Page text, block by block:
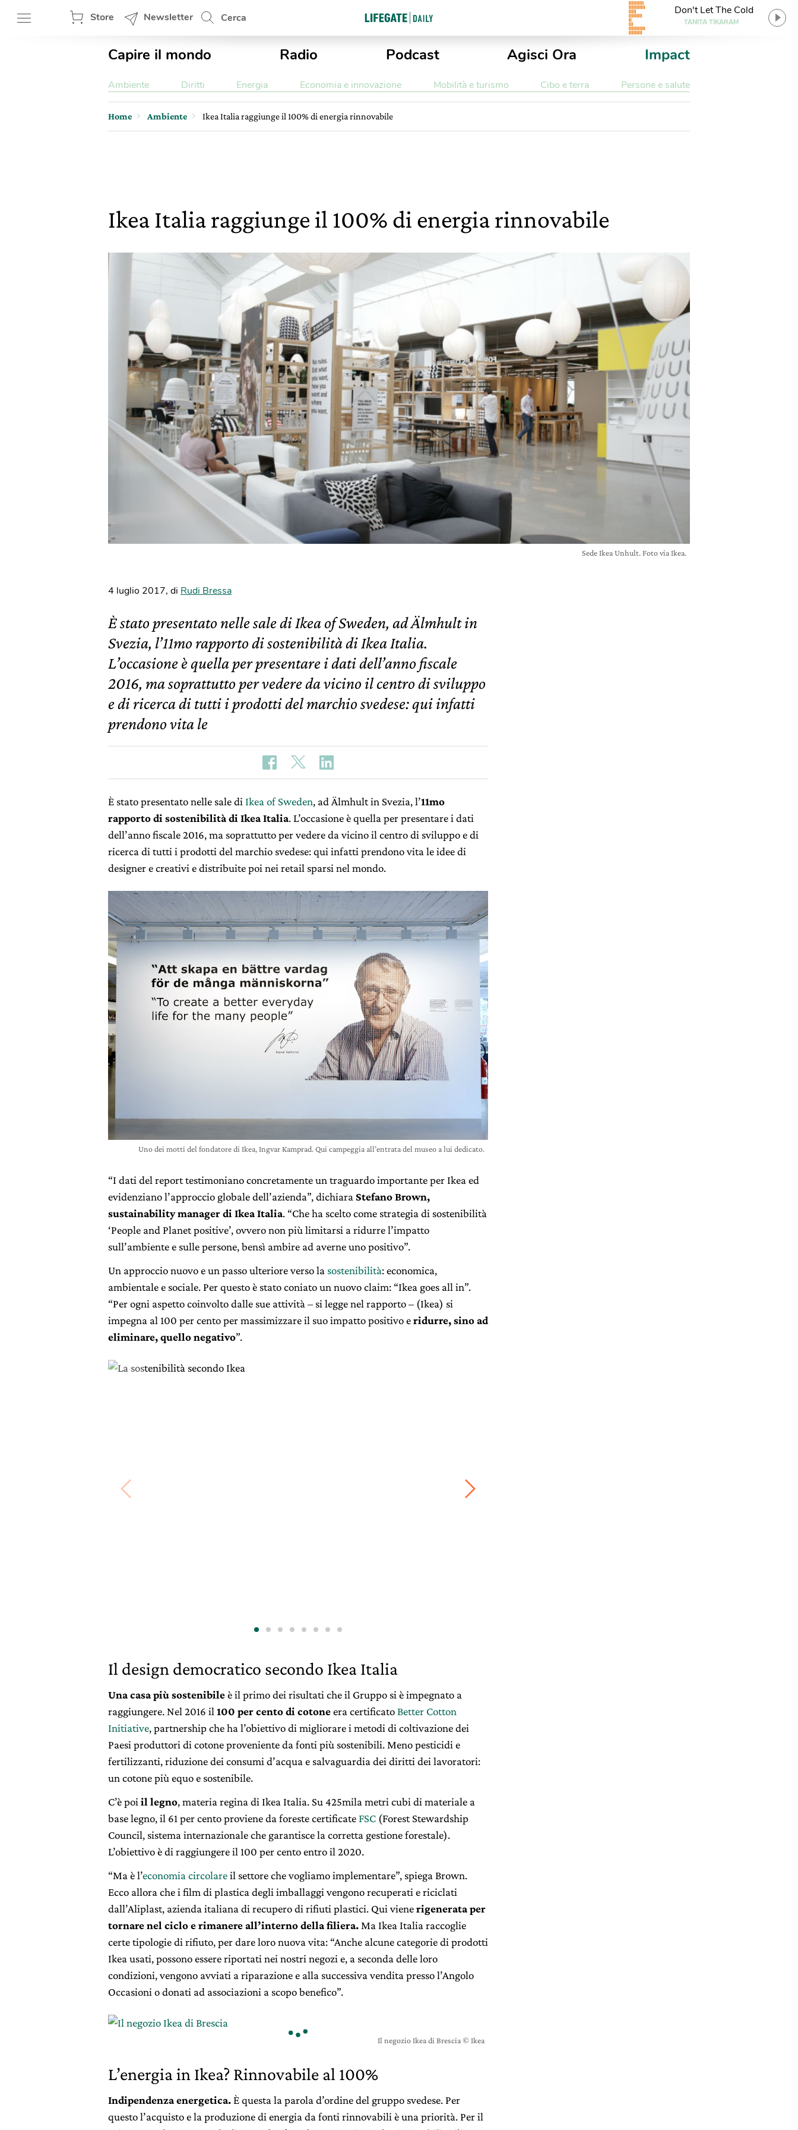
Store Newsletter Cerca
Don't Let The Cold
TANITA TIKARAM
Capire il mondo Radio Podcast Agisci Ora Impact
Ambiente Diritti Energia Economia e innovazione Mobilità e turismo Cibo e terra Persone e salute
Home Ambiente Ikea Italia raggiunge il 100% di energia rinnovabile
Ikea Italia raggiunge il 100% di energia rinnovabile
Sede Ikea Unhult. Foto via Ikea.
4 luglio 2017, di Rudi Bressa
È stato presentato nelle sale di Ikea of Sweden, ad Älmhult in
Svezia, l’11mo rapporto di sostenibilità di Ikea Italia.
L’occasione è quella per presentare i dati dell’anno fiscale
2016, ma soprattutto per vedere da vicino il centro di sviluppo
e di ricerca di tutti i prodotti del marchio svedese: qui infatti
prendono vita le
È stato presentato nelle sale di Ikea of Sweden, ad Älmhult in Svezia, l’11mo
rapporto di sostenibilità di Ikea Italia. L’occasione è quella per presentare i dati
dell’anno fiscale 2016, ma soprattutto per vedere da vicino il centro di sviluppo e di
ricerca di tutti i prodotti del marchio svedese: qui infatti prendono vita le idee di
designer e creativi e distribuite poi nei retail sparsi nel mondo.
Uno dei motti del fondatore di Ikea, Ingvar Kamprad. Qui campeggia all’entrata del museo a lui dedicato.
“I dati del report testimoniano concretamente un traguardo importante per Ikea ed
evidenziano l’approccio globale dell’azienda”, dichiara Stefano Brown,
sustainability manager di Ikea Italia. “Che ha scelto come strategia di sostenibilità
‘People and Planet positive’, ovvero non più limitarsi a ridurre l’impatto
sull’ambiente e sulle persone, bensì ambire ad averne uno positivo”.
Un approccio nuovo e un passo ulteriore verso la sostenibilità: economica,
ambientale e sociale. Per questo è stato coniato un nuovo claim: “Ikea goes all in”.
“Per ogni aspetto coinvolto dalle sue attività – si legge nel rapporto – (Ikea) si
impegna al 100 per cento per massimizzare il suo impatto positivo eridurre, sino ad
eliminare, quello negativo”.
Il design democratico secondo Ikea Italia
Una casa più sostenibileè il primo dei risultati che il Gruppo si è impegnato a
raggiungere. Nel 2016 il 100 per cento di cotoneera certificatoBetter Cotton
Initiative, partnership che ha l’obiettivo di migliorare i metodi di coltivazione dei
Paesi produttori di cotone proveniente da fonti più sostenibili. Meno pesticidi e
fertilizzanti, riduzione dei consumi d’acqua e salvaguardia dei diritti dei lavoratori:
un cotone più equo e sostenibile.
C’è poi il legno, materia regina di Ikea Italia. Su 425mila metri cubi di materiale a
base legno, il 61 per cento proviene da foreste certificate FSC (Forest Stewardship
Council, sistema internazionale che garantisce la corretta gestione forestale).
L’obiettivo è di raggiungere il 100 per cento entro il 2020.
“Ma è l’economia circolareil settore che vogliamo implementare”, spiega Brown.
Ecco allora che i film di plastica degli imballaggi vengono recuperati e riciclati
dall’Aliplast, azienda italiana di recupero di rifiuti plastici. Qui vienerigenerata per
tornare nel ciclo e rimanere all’interno della filiera. Ma Ikea Italia raccoglie
certe tipologie di rifiuto, per dare loro nuova vita: “Anche alcune categorie di prodotti
Ikea usati, possono essere riportati nei nostri negozi e, a seconda delle loro
condizioni, vengono avviati a riparazione e alla successiva vendita presso l’Angolo
Occasioni o donati ad associazioni a scopo benefico”.
Il negozio Ikea di Brescia © Ikea
L’energia in Ikea? Rinnovabile al 100%
Indipendenza energetica. È questa la parola d’ordine del gruppo svedese. Per
questo l’acquisto e la produzione di energia da fonti rinnovabili è una priorità. Per il